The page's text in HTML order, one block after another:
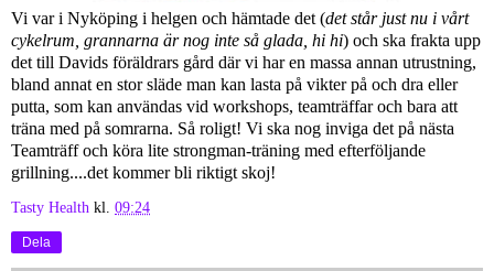
Vi var i Nyköping i helgen och hämtade det (det står just nu i vårt
cykelrum, grannarna är nog inte så glada, hi hi) och ska frakta upp
det till Davids föräldrars gård där vi har en massa annan utrustning,
bland annat en stor släde man kan lasta på vikter på och dra eller
putta, som kan användas vid workshops, teamträffar och bara att
träna med på somrarna. Så roligt! Vi ska nog inviga det på nästa
Teamträff och köra lite strongman-träning med efterföljande
grillning....det kommer bli riktigt skoj!
Tasty Health kl. 09:24
Dela